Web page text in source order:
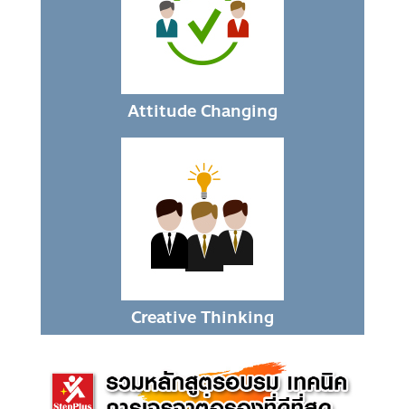
Attitude Changing
Creative Thinking